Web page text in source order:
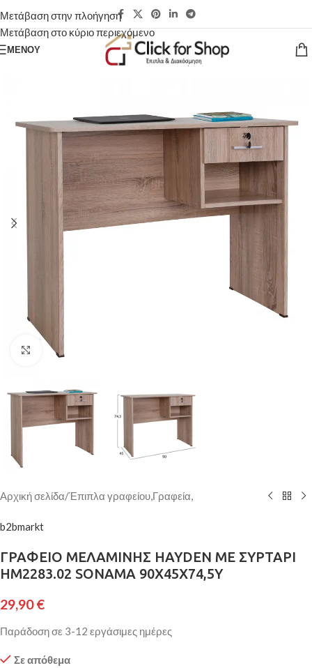
Μετάβαση στην πλοήγηση
Μετάβαση στο κύριο περιεχόμενο
ΜΕΝΟΎ
Κάντε κλικ για μεγέθυνση
Αρχική σελίδα/Έπιπλα γραφείου,Γραφεία,
b2bmarkt
ΓΡΑΦΕΙΟ ΜΕΛΑΜΙΝΗΣ HAYDEN ΜΕ ΣΥΡΤΑΡΙ
HM2283.02 SONAMA 90X45X74,5Y
29,90€
Παράδοση σε 3-12 εργάσιμες ημέρες
Σε απόθεμα